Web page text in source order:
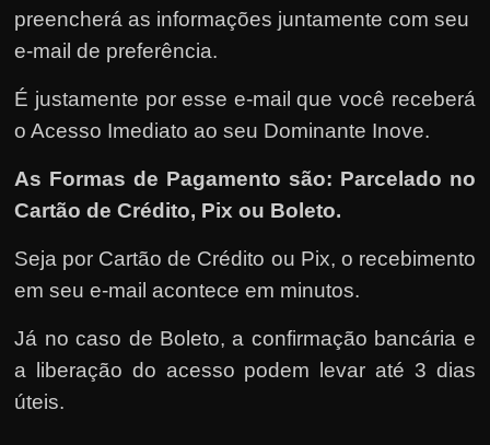
preencherá as informações juntamente com seu
e-mail de preferência.
É justamente por esse e-mail que você receberá
o Acesso Imediato ao seu Dominante Inove.
As Formas de Pagamento são: Parcelado no
Cartão de Crédito, Pix ou Boleto.
Seja por Cartão de Crédito ou Pix, o recebimento
em seu e-mail acontece em minutos.
Já no caso de Boleto, a confirmação bancária e
a liberação do acesso podem levar até 3 dias
úteis.